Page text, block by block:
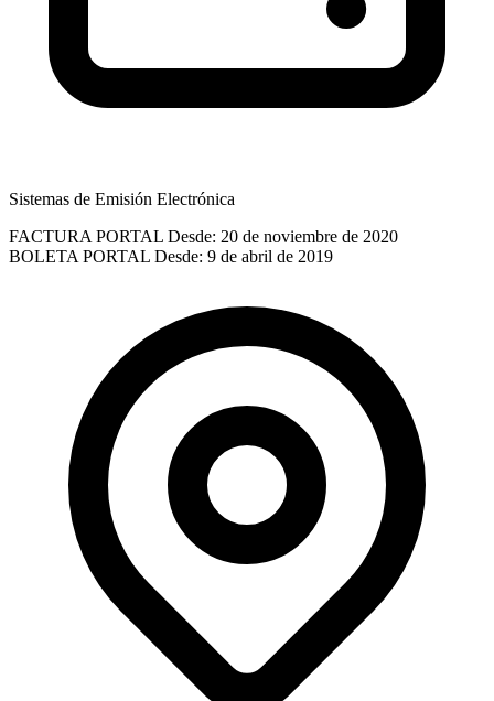
Sistemas de Emisión Electrónica
FACTURA PORTAL Desde: 20 de noviembre de 2020
BOLETA PORTAL Desde: 9 de abril de 2019